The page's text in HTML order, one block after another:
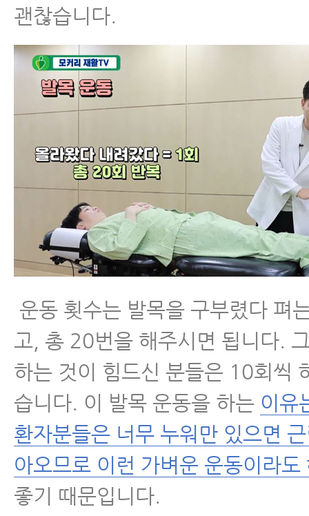
척추관협착증운동, 척추협착증에 좋
착증을 악화시킬 가능성이 높은 운동
척추협착증 걷기운동만 하면 절대 안
누워서 하는 운동을 함께 해야 하는
척추협착증이 좋아지려면 근력운동
다는 누워서 하는 4가지 운동이 훨씬
척추협착증으로 5분 걷기도 힘든 분
추협착증 명의가 알려주는 협착증 운
야기 1편
척추협착증 환자는 반드시 누워서 하
해야 합니다- 아프다고 누워만 있으
버리고 증상이 악화됩니다.
척추협착증이 수술 없이 좋아진 50
가 매일 했던 가장 중요한 운동 2가지
협착증 걷기 운동- 효과를 보고 싶으
가지만 바꾸세요.
괜찮습니다.
운동 횟수는 발목을 구부렸다 펴
고, 총 20번을 해주시면 됩니다.
하는 것이 힘드신 분들은 10회씩
습니다. 이 발목 운동을 하는 이유
환자분들은 너무 누워만 있으면
아오므로 이런 가벼운 운동이라도
좋기 때문입니다.